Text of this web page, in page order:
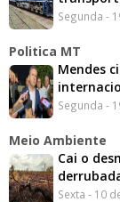
Segunda -
Politica MT
Mendes
Segunda -
Meio Ambiente
Cai o
Sexta - 10